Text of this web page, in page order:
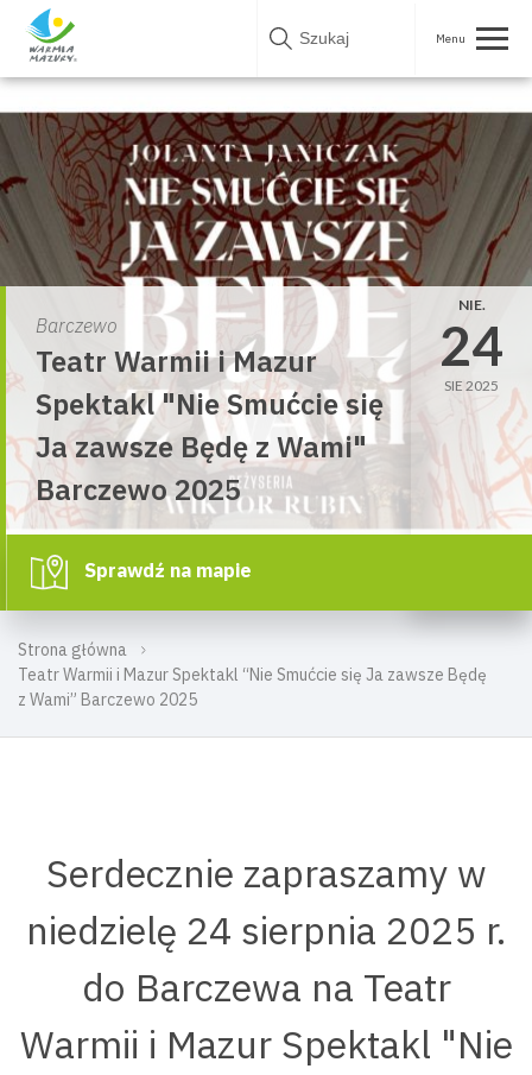
Skip
Strona główna
Teatr Warmii i Mazur Spektakl “Nie Smućcie się Ja zawsze Będę
z Wami” Barczewo 2025
Barczewo
Teatr Warmii i Mazur
Spektakl "Nie Smućcie się
Ja zawsze Będę z Wami"
Barczewo 2025
NIE.
24
SIE 2025
Sprawdź na mapie
Serdecznie zapraszamy w
niedzielę 24 sierpnia 2025 r.
do Barczewa na Teatr
Warmii i Mazur Spektakl "Nie